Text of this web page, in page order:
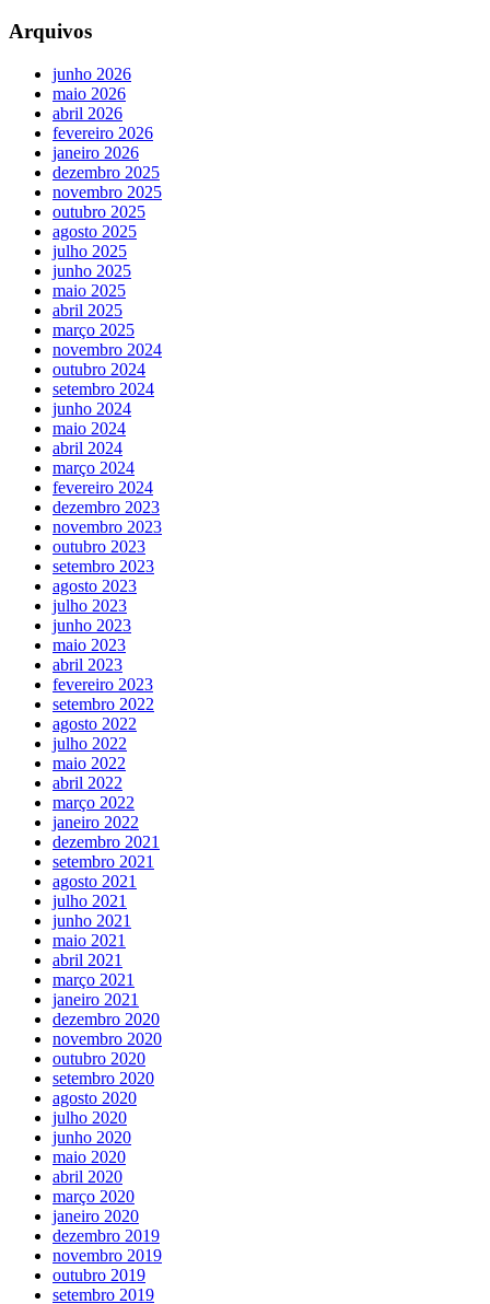
Arquivos
junho 2026
maio 2026
abril 2026
fevereiro 2026
janeiro 2026
dezembro 2025
novembro 2025
outubro 2025
agosto 2025
julho 2025
junho 2025
maio 2025
abril 2025
março 2025
novembro 2024
outubro 2024
setembro 2024
junho 2024
maio 2024
abril 2024
março 2024
fevereiro 2024
dezembro 2023
novembro 2023
outubro 2023
setembro 2023
agosto 2023
julho 2023
junho 2023
maio 2023
abril 2023
fevereiro 2023
setembro 2022
agosto 2022
julho 2022
maio 2022
abril 2022
março 2022
janeiro 2022
dezembro 2021
setembro 2021
agosto 2021
julho 2021
junho 2021
maio 2021
abril 2021
março 2021
janeiro 2021
dezembro 2020
novembro 2020
outubro 2020
setembro 2020
agosto 2020
julho 2020
junho 2020
maio 2020
abril 2020
março 2020
janeiro 2020
dezembro 2019
novembro 2019
outubro 2019
setembro 2019